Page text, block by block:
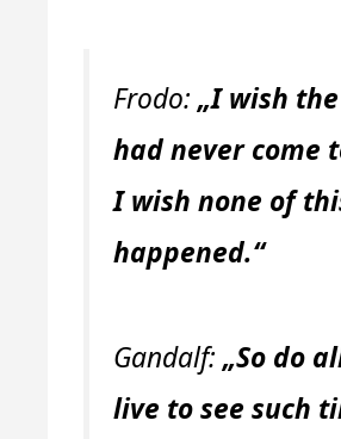
Frodo: „I wish
had never come
I wish none of
happened.“
Gandalf: „So do
live to see such